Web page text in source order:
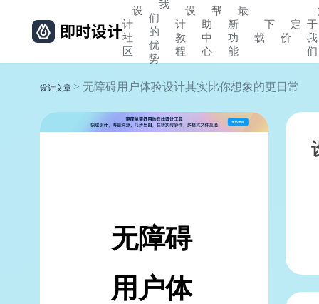
设
计
社
区
我
们
的
优
势
设
计
教
程
帮
助
中
心
最
新
功
能
下
载
定
价
于
我
们
设计文章 > 无障碍用户体验设计其实比你想象的更日常
无障碍
用户体